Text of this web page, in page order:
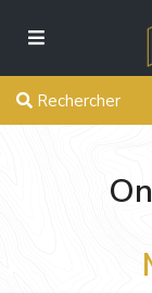
Rechercher